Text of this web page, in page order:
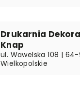
Drukarnia
Knap
ul. Wawelska 108 | 64-
Wielkopolskie